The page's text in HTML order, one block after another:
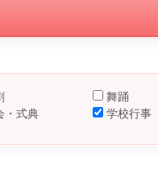
舞踊
・式典 学校行事